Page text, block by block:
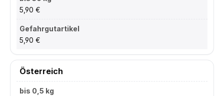
5,90 €
5,90 €
Österreich